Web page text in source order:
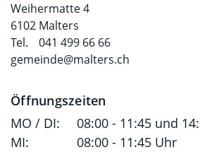
Weihermatte 4
6102 Malters
Tel.
041 499 66 66
gemeinde@malters.ch
Öffnungszeiten
MO / DI:
08:00 - 11:45 und
MI:
08:00 - 11:45 Uhr